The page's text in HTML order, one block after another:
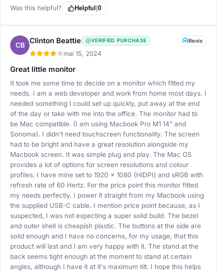
Was this helpful? Helpful 0
CB Clinton Beattie VERIFIED PURCHASE
mai 15, 2024
Revix
Great little monitor
It took me some time to decide on a monitor which fitted my
needs. I am a web developer and work from home most days. I
needed something I could set up quickly, put away at the end
of the day or take with me into the office. The monitor had to
be Mac compatible. (I am using Macbook Pro M1 14" and
Sonoma). I didn't need touchscreen functionality. The screen
had to be bright and have a great resolution alongside my
Macbook screen. It was simple plug and play. The Mac OS
provides a lot of options for screen resolutions and colour
profiles. I have mine set to 1920 x 1080 (HiDPI) and sRGB with
refresh rate of 60 Hertz. For the price point this monitor fitted
my needs perfectly. I power it straight from my Macbook using
the supplied USB-C cable. I mention price point because, as I
suspected, I was not expecting a super solid build. The bezel
and outer shell is cheapish plastic. The buttons at the side are
solid enough and I have no concerns, for my usage, that this
product will last and I am very happy with it. The stand at the
back seems tight enough at the moment to stand at certain
angles, although I have it at it's maximum tilt. I hope this helps